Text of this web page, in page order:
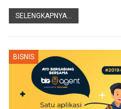
SELENGKAPNYA...
BISNIS